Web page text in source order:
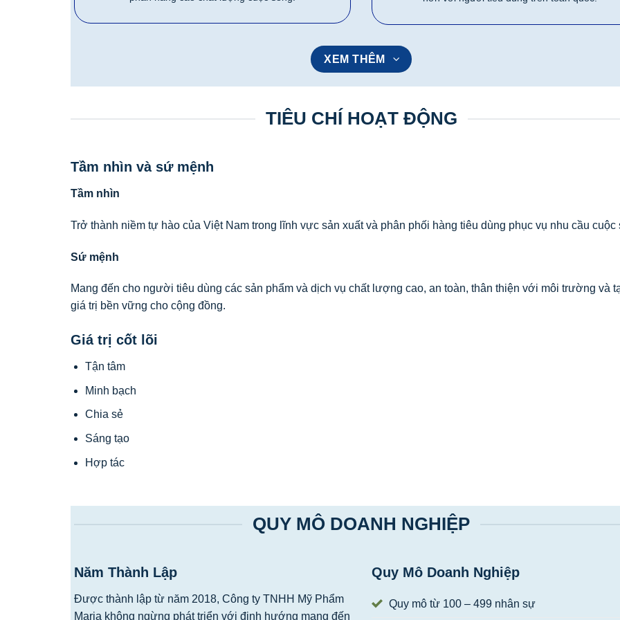
XEM THÊM
TIÊU CHÍ HOẠT ĐỘNG
Tầm nhìn và sứ mệnh
Tầm nhìn
Trở thành niềm tự hào của Việt Nam trong lĩnh vực sản xuất và phân phối hàng tiêu dùng phục vụ nhu cầu cuộc
Sứ mệnh
Mang đến cho người tiêu dùng các sản phẩm và dịch vụ chất lượng cao, an toàn, thân thiện với môi trường và
giá trị bền vững cho cộng đồng.
Giá trị cốt lõi
Tận tâm
Minh bạch
Chia sẻ
Sáng tạo
Hợp tác
QUY MÔ DOANH NGHIỆP
Năm Thành Lập
Được thành lập từ năm 2018, Công ty TNHH Mỹ Phẩm
Maria không ngừng phát triển với định hướng mang đến
Quy Mô Doanh Nghiệp
Quy mô từ 100 – 499 nhân sự